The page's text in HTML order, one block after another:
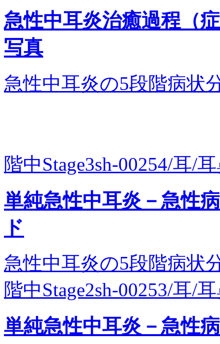
急性中耳炎治癒過程（
写真
急性中耳炎の5段階病状
階中Stage3sh-00254/耳/
単純急性中耳炎－急性
ド
急性中耳炎の5段階病状
階中Stage2sh-00253/耳/
単純急性中耳炎－急性